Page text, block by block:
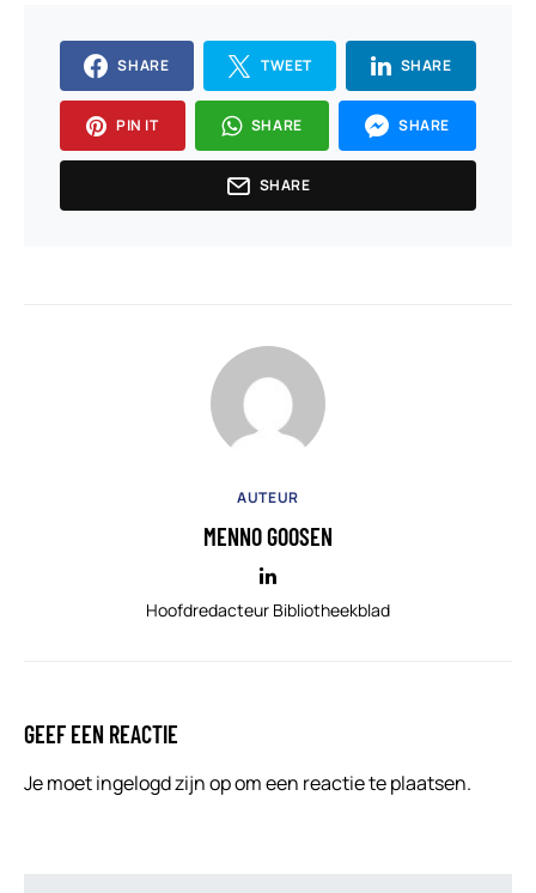
SHARE TWEET SHARE
PIN IT SHARE SHARE
SHARE
AUTEUR
MENNO GOOSEN
Hoofdredacteur Bibliotheekblad
GEEF EEN REACTIE
Je moetingelogd zijn opom een reactie te plaatsen.